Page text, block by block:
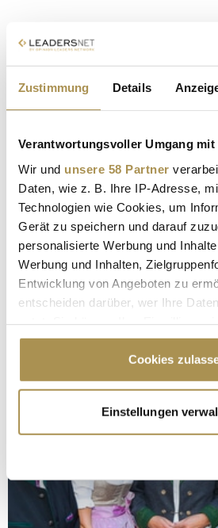
Zustimmung Details
Verantwortungsvoller Umgang mit
Wir und unsere 58 Partner
Daten, wie z. B. Ihre IP-Adresse,
Technologien wie Cookies, um
Gerät zu speichern und darauf
personalisierte Werbung und
Werbung und Inhalten,
Entwicklung von Angeboten zu
entscheiden darüber, wer Ihre
Cookie-Erklärung oder durch
Trigger Symbol ändern oder
Informationen über Ihre
erfassen, welche bis auf einige
bestimmten Merkmalen
Erfahren Sie mehr darüber, wie
Cookies
Einstellungen